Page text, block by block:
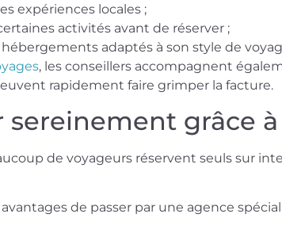
expériences locales ;
activités avant de réserver ;
adaptés à son style de
, les conseillers accompagnent
rapidement faire grimper la facture.
sereinement grâce
de voyageurs réservent seuls sur
avantages de passer par une agence